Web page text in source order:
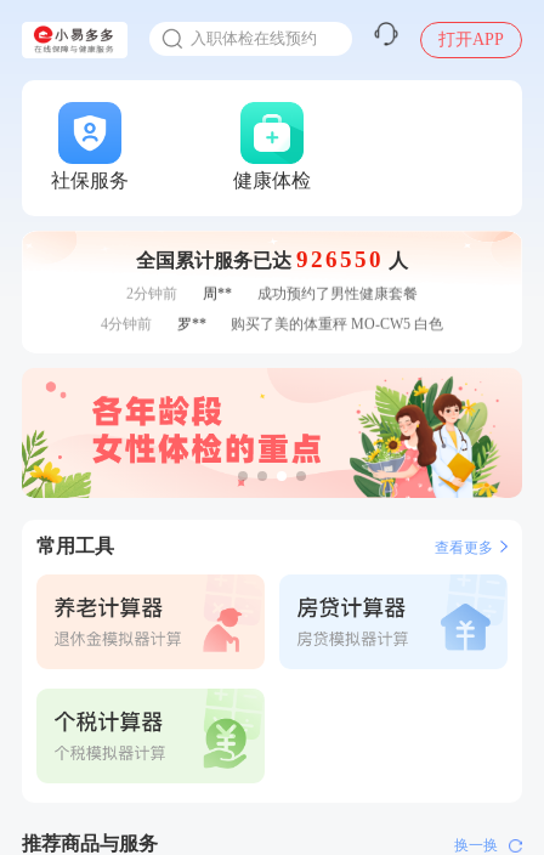
入职体检在线预约
打开APP
社保服务 健康体检
全国累计服务已达 926550 人
7分钟前
潘*
购买了美的1.5L电热水壶HJ1522
成功预约了青年白领男套餐
成功预约了商务应酬体检（男）
刚刚
成功预约了商务应酬体检（男）
1分钟前
购买了时尚羽毛球套装ES-YM601
2分钟前
姜**
成功预约了女性VIP体检套餐
2分钟前
周** 成功预约了男性健康套餐
4分钟前 罗** 购买了美的体重秤 MO-CW5 白色
成功预约了男性婚前体检基础套餐
6分钟前
张**
成功预约糖尿病强化体检套餐
7分钟前
姜**
购买了五常稻花香2号大米
7分钟前
潘*
购买了美的1.5L电热水壶HJ1522
李**
成功预约了青年白领男套餐
常用工具 查看更多
推荐商品与服务 换一换